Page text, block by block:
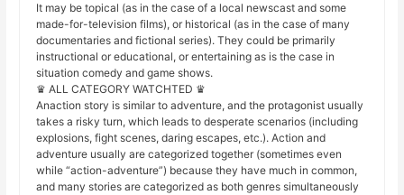
It may be topical (as in the case of a local newscast and some
made-for-television films), or historical (as in the case of many
documentaries and fictional series). They could be primarily
instructional or educational, or entertaining as is the case in
situation comedy and game shows.
♛ ALL CATEGORY WATCHTED ♛
Anaction story is similar to adventure, and the protagonist usually
takes a risky turn, which leads to desperate scenarios (including
explosions, fight scenes, daring escapes, etc.). Action and
adventure usually are categorized together (sometimes even
while “action-adventure”) because they have much in common,
and many stories are categorized as both genres simultaneously